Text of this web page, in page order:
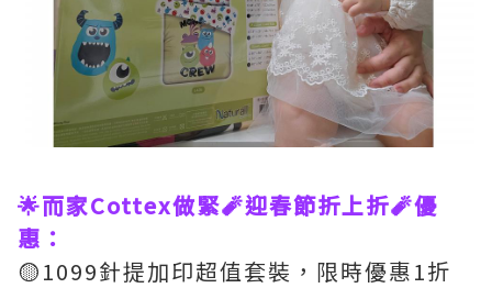
🌟而家Cottex做緊🧨迎春節折上折🧨優
惠：
🟡1099針提加印超值套裝，限時優惠1折